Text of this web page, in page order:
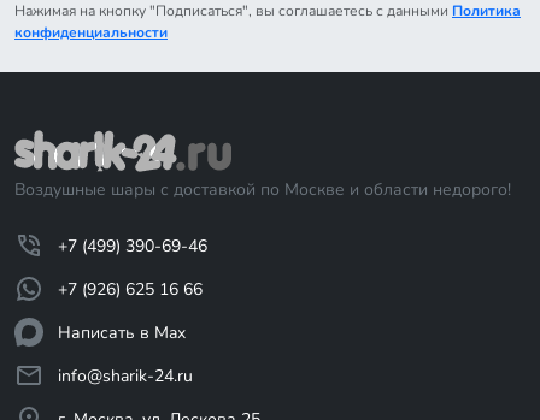
Нажимая на кнопку "Подписаться", вы соглашаетесь с данными Политика
конфиденциальности
Воздушные шары с доставкой по Москве и области недорого!
+7 (499) 390-69-46
+7 (926) 625 16 66
Написать в Max
info@sharik-24.ru